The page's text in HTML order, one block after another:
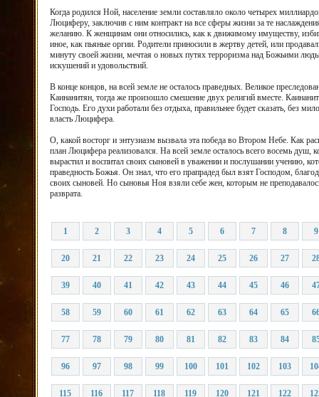
Когда родился Ной, население земли составляло около четырех
Люциферу, заключив с ним контракт на все сферы жизни за те
желанию. К женщинам они относились, как к движимому имуществу,
иное, как пьяные оргии. Родители приносили в жертву детей, или
минуту своей жизни, мечтая о новых путях терроризма над Божьими
искушений и удовольствий.
В конце концов, на всей земле не осталось праведных. Великое
Каинанитян, тогда же произошло смешение двух религий вместе.
Господь. Его духи работали без отдыха, правильнее будет сказать, без
власть Люцифера.
О, какой восторг и энтузиазм вызвала эта победа во Втором Небе. Как
план Люцифера реализовался. На всей земле осталось всего восемь
вырастил и воспитал своих сыновей в уважении и послушании учению,
праведность Божья. Он знал, что его прапрадед был взят Господом,
своих сыновей. Но сыновья Ноя взяли себе жен, которым не
разврата.
1 2 3 4 5 6 7 8 9
20 21 22 23 24 25 26 27
39 40 41 42 43 44 45 46
58 59 60 61 62 63 64 65
77 78 79 80 81 82 83 84
96 97 98 99 100 101 102 103
115 116 117 118 119 120 121 122